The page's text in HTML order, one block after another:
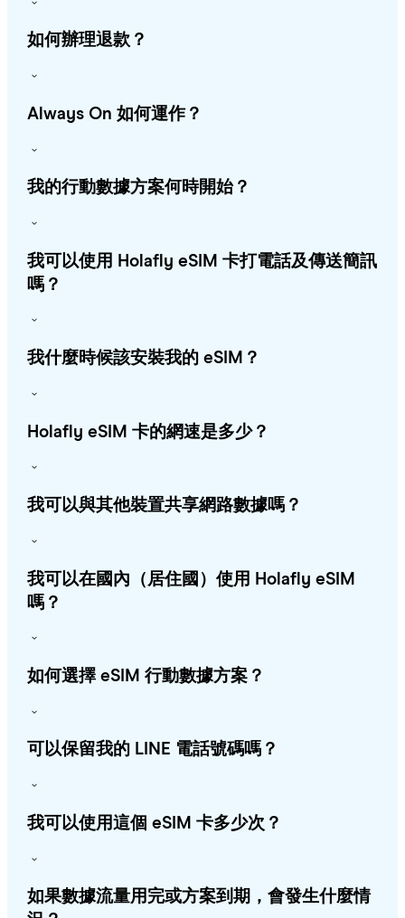
如何辦理退款？
Always On 如何運作？
我的行動數據方案何時開始？
我可以使用 Holafly eSIM 卡打電話及傳送簡訊
嗎？
我什麼時候該安裝我的 eSIM？
Holafly eSIM 卡的網速是多少？
我可以與其他裝置共享網路數據嗎？
我可以在國內（居住國）使用 Holafly eSIM
嗎？
如何選擇 eSIM 行動數據方案？
可以保留我的 LINE 電話號碼嗎？
我可以使用這個 eSIM 卡多少次？
如果數據流量用完或方案到期，會發生什麼情